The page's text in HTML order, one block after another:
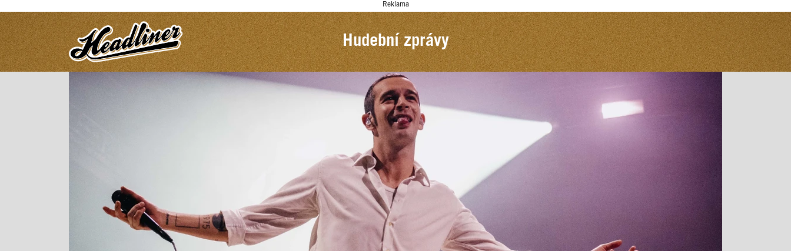
Reklama
Hudební zprávy